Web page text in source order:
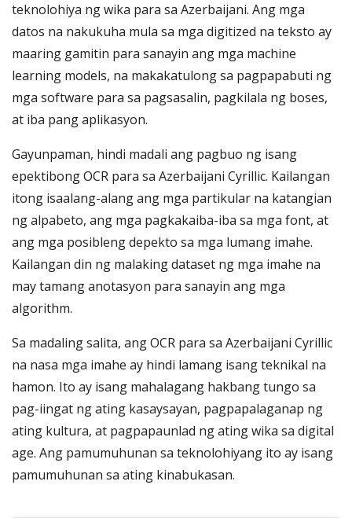
teknolohiya ng wika para sa Azerbaijani. Ang mga
datos na nakukuha mula sa mga digitized na teksto ay
maaring gamitin para sanayin ang mga machine
learning models, na makakatulong sa pagpapabuti ng
mga software para sa pagsasalin, pagkilala ng boses,
at iba pang aplikasyon.
Gayunpaman, hindi madali ang pagbuo ng isang
epektibong OCR para sa Azerbaijani Cyrillic. Kailangan
itong isaalang-alang ang mga partikular na katangian
ng alpabeto, ang mga pagkakaiba-iba sa mga font, at
ang mga posibleng depekto sa mga lumang imahe.
Kailangan din ng malaking dataset ng mga imahe na
may tamang anotasyon para sanayin ang mga
algorithm.
Sa madaling salita, ang OCR para sa Azerbaijani Cyrillic
na nasa mga imahe ay hindi lamang isang teknikal na
hamon. Ito ay isang mahalagang hakbang tungo sa
pag-iingat ng ating kasaysayan, pagpapalaganap ng
ating kultura, at pagpapaunlad ng ating wika sa digital
age. Ang pamumuhunan sa teknolohiyang ito ay isang
pamumuhunan sa ating kinabukasan.